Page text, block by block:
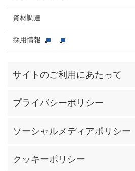
資材調達
採用情報
サイトのご利用にあたって
プライバシーポリシー
ソーシャルメディアポリシー
クッキーポリシー